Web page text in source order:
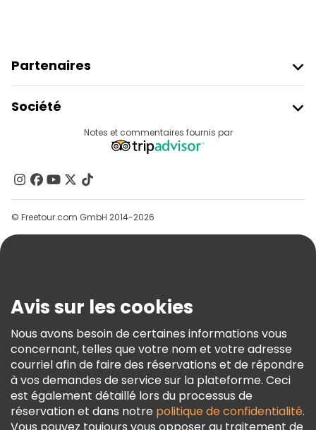
Partenaires
Connexion Du Fournisseur
Programme D’affiliation
Société
Contactez-Nous
Groupes
Aide
Conditions Générales Et Mentions Légales
Politique En Matière De Cookies
Freetour Prix
Programme De Fidélité
Notes et commentaires fournis par
© Freetour.com GmbH 2014-2026
Avis sur les cookies
Nous avons besoin de certaines informations vous
concernant, telles que votre nom et votre adresse
courriel afin de faire des réservations et de répondre
à vos demandes de service sur la plateforme. Ceci
est également détaillé lors du processus de
réservation et dans notre politique de confidentialité.